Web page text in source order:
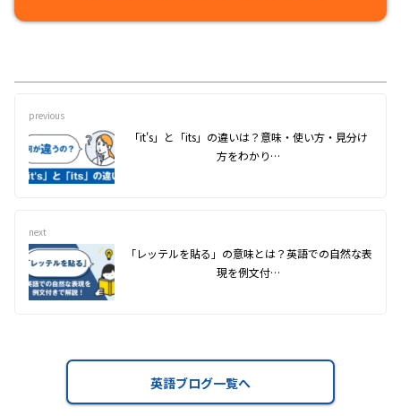
previous
「it's」と「its」の違いは？意味・使い方・見分け
方をわかり…
next
「レッテルを貼る」の意味とは？英語での自然な表
現を例文付…
英語ブログ一覧へ